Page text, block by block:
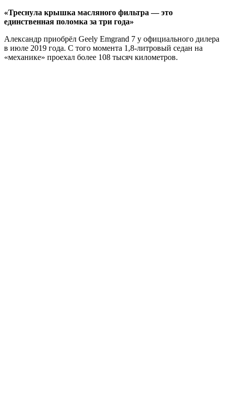
«Треснула крышка масляного фильтра — это
единственная поломка за три года»
Александр приобрёл Geely Emgrand 7 у официального дилера
в июле 2019 года. С того момента 1,8-литровый седан на
«механике» проехал более 108 тысяч километров.